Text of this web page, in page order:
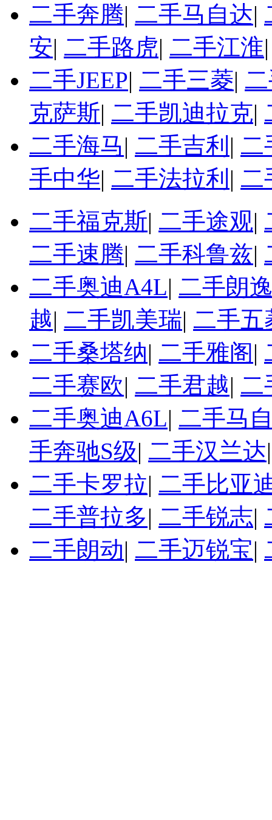
二手奔腾| 二手马自达|
安| 二手路虎| 二手江淮
二手JEEP| 二手三菱|
克萨斯| 二手凯迪拉克|
二手海马| 二手吉利 | 二
手中华| 二手法拉利 | 二
二手福克斯| 二手途观|
二手速腾| 二手科鲁兹|
二手奥迪A4L| 二手朗
越| 二手凯美瑞| 二手五
二手桑塔纳| 二手雅阁|
二手赛欧| 二手君越| 二
二手奥迪A6L| 二手马
手奔驰S级| 二手汉兰达
二手卡罗拉| 二手比亚
二手普拉多| 二手锐志|
二手朗动| 二手迈锐宝|